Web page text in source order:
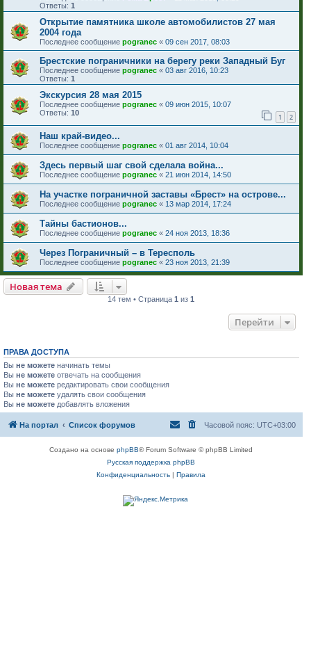
Ответы: 1
Открытие памятника школе автомобилистов 27 мая
2004 года
Последнее сообщение pogranec « 09 сен 2017, 08:03
Брестские пограничники на берегу реки Западный Буг
Последнее сообщение pogranec « 03 авг 2016, 10:23
Ответы: 1
Экскурсия 28 мая 2015
Последнее сообщение pogranec « 09 июн 2015, 10:07
Ответы: 10 1 2
Наш край-видео...
Последнее сообщение pogranec « 01 авг 2014, 10:04
Здесь первый шаг свой сделала война...
Последнее сообщение pogranec « 21 июн 2014, 14:50
На участке пограничной заставы «Брест» на острове...
Последнее сообщение pogranec « 13 мар 2014, 17:24
Тайны бастионов...
Последнее сообщение pogranec « 24 ноя 2013, 18:36
Через Пограничный – в Тересполь
Последнее сообщение pogranec « 23 ноя 2013, 21:39
Новая тема
14 тем • Страница1 из1
Перейти
ПРАВА ДОСТУПА
Вы не можете начинать темы
Вы не можете отвечать на сообщения
Вы не можете редактировать свои сообщения
Вы не можете удалять свои сообщения
Вы не можете добавлять вложения
На портал Список форумов Часовой пояс: UTC+03:00
Создано на основеphpBB® Forum Software © phpBB Limited
Русская поддержка phpBB
Конфиденциальность |Правила